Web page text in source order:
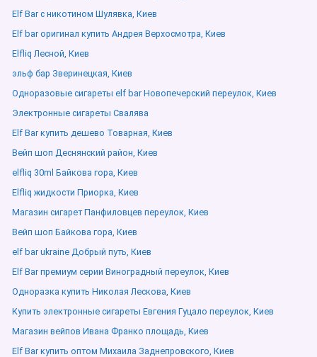
Elf Bar с никотином Шулявка, Киев
Elf bar оригинал купить Андрея Верхосмотра, Киев
Elfliq Лесной, Киев
эльф бар Зверинецкая, Киев
Одноразовые сигареты elf bar Новопечерский переулок, Киев
Электронные сигареты Свалява
Elf Bar купить дешево Товарная, Киев
Вейп шоп Деснянский район, Киев
elfliq 30ml Байкова гора, Киев
Elfliq жидкости Приорка, Киев
Магазин сигарет Панфиловцев переулок, Киев
Вейп шоп Байкова гора, Киев
elf bar ukraine Добрый путь, Киев
Elf Bar премиум серии Виноградный переулок, Киев
Одноразка купить Николая Лескова, Киев
Купить электронные сигареты Евгения Гуцало переулок, Киев
Магазин вейпов Ивана Франко площадь, Киев
Elf Bar купить оптом Михаила Заднепровского, Киев